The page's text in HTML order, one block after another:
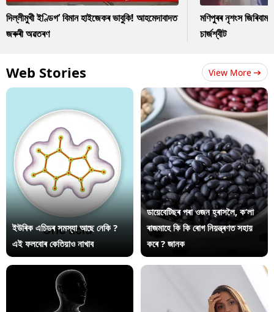
দিল্লীমুখী ইণ্ডিগ’ বিমান হাইজেকৰ ভাবুকি! আহমেদাবাদত
জৰুৰী অৱতৰণ
মণিপুৰৰ নৃশংস জিৰিবাম
চাৰ্জশ্বীট
Web Stories View More
ইউৰিক এচিডৰ সমস্যা আছে নেকি ?
এই ফলবোৰ কেতিয়াও নাখাব
ডায়েবেটিছৰ পৰা ওজন হ্ৰাসলৈ, ক’লা
ৰাজমাহে কি কি ৰোগ নিয়ন্ত্ৰণত সহায়
কৰে ? জানক